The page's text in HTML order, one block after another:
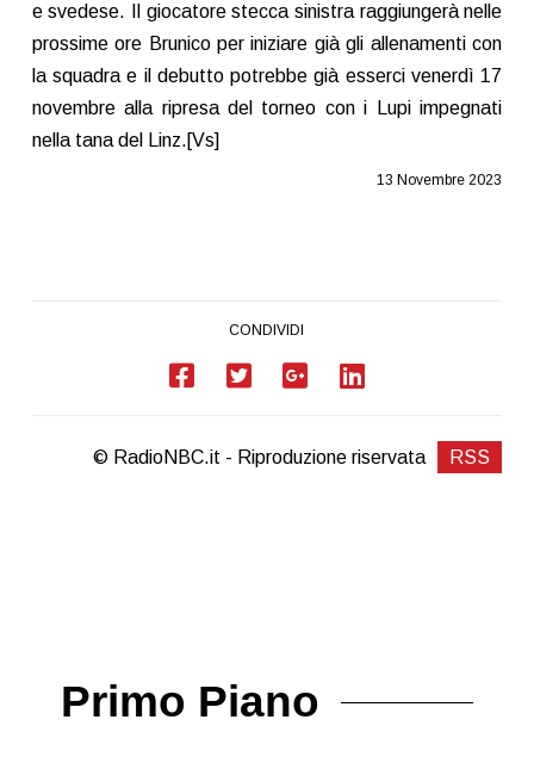
e svedese. Il giocatore stecca sinistra raggiungerà nelle
prossime ore Brunico per iniziare già gli allenamenti con
la squadra e il debutto potrebbe già esserci venerdì 17
novembre alla ripresa del torneo con i Lupi impegnati
nella tana del Linz.[Vs]
13 Novembre 2023
CONDIVIDI
© RadioNBC.it - Riproduzione riservata RSS
Primo Piano